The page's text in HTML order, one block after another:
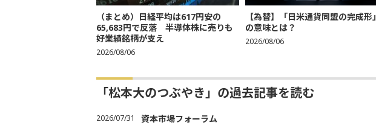
（まとめ）日経平均は617円安の
65,683円で反落 半導体株に売りも
好業績銘柄が支え
2026/08/06
【為替】「日米通貨同盟の完成形」
の意味とは？
2026/08/06
「松本大のつぶやき」の過去記事を読む
2026/07/31 資本市場フォーラム